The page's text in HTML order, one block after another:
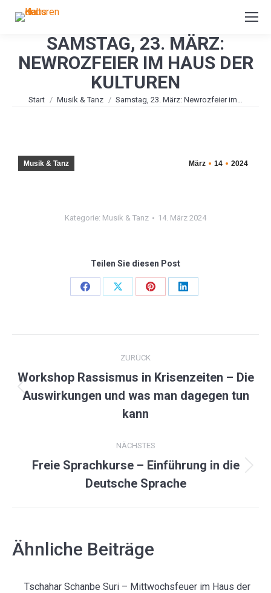
SAMSTAG, 23. MÄRZ:
NEWROZFEIER IM HAUS DER
KULTUREN
Sie befinden sich hier:
Start Musik & Tanz Samstag, 23. März: Newrozfeier im…
März 14 2024
Musik & Tanz
Kategorie: Musik & Tanz 14. März 2024
Teilen Sie diesen Post
Share
Share
Share
Share
ZURÜCK
Vorheriger
Beitrag:
Workshop Rassismus in Krisenzeiten – Die
Auswirkungen und was man dagegen tun
kann
NÄCHSTES
Nächster
Beitrag:
Freie Sprachkurse – Einführung in die
Deutsche Sprache
Ähnliche Beiträge
Tschahar Schanbe Suri – Mittwochsfeuer im Haus der